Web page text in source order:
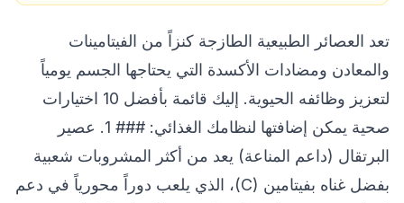
تعد العصائر الطبيعية الطازجة كنزاً من الفيتامينات
والمعادن ومضادات الأكسدة التي يحتاجها الجسم يومياً
لتعزيز وظائفه الحيوية. إليك قائمة بأفضل 10 اختيارات
صحية يمكن إضافتها لنظامك الغذائي: ### 1. عصير
البرتقال (داعم المناعة) يعد من أكثر المشروبات شعبية
بفضل غناه بفيتامين (C)، الذي يلعب دوراً محورياً في دعم